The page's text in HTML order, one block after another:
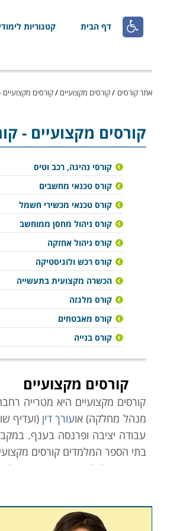
 דף הבית קטגוריות
אתר קורסים /קורסים מקצועיים /קורסים
קורסים מקצועיים-
קורסי נהיגה, רכב וטיס
קורס טכנאי מחשבים
קורס טכנאי מכשירי חשמל
קורס ניהול מחסן ממוחשב
קורס ניהול אחזקה
קורס רכש ולוגיסטיקה
הכשרה מקצועית בתעשייה
קורס מלגזה
קורס מאבטחים
קורס בנייה
קורסים מקצועיים
קורסים מקצועיים היא מטרייה
מנהל מחלקה) אועורך דין (ועדיף
עבודה יציבה ופרנסה בענף.
בתי הספר המלמדים קורסים
משרד הכלכלה הוא הגורם
ביולוגים, פקידי בנק,צלמים